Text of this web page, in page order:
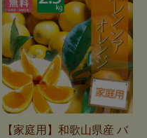
【家庭用】和歌山県産 バ